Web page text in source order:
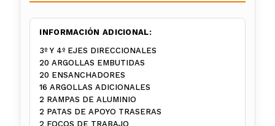
INFORMACIÓN ADICIONAL:
3º Y 4º EJES DIRECCIONALES
20 ARGOLLAS EMBUTIDAS
20 ENSANCHADORES
16 ARGOLLAS ADICIONALES
2 RAMPAS DE ALUMINIO
2 PATAS DE APOYO TRASERAS
2 FOCOS DE TRABAJO